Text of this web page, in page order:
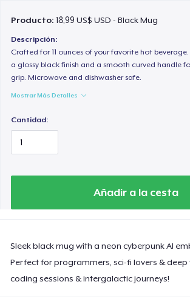
Producto:18,99 US$ USD - Black Mug
Descripción:
Crafted for 11 ounces of your favorite hot
a glossy black finish and a smooth curved handle
grip. Microwave and dishwasher safe.
Mostrar Más Detalles
Cantidad:
Añadir a la cesta
Sleek black mug with a neon cyberpunk AI
Perfect for programmers, sci-fi lovers & deep
coding sessions & intergalactic journeys!